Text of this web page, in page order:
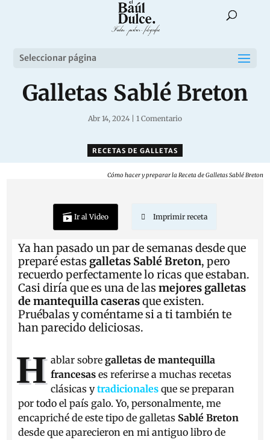
Seleccionar página
Galletas Sablé Breton
Abr 14, 2024 1 Comentario
RECETAS DE GALLETAS
Cómo hacer y preparar la Receta de Galletas Sablé Breton
Ir al Video Imprimir receta
Ya han pasado un par de semanas desde que
preparé estas galletas Sablé Breton, pero
recuerdo perfectamente lo ricas que estaban.
Casi diría que es una de lasmejores galletas
de mantequilla caserasque existen.
Pruébalas y coméntame si a ti también te
han parecido deliciosas.
H ablar sobre galletas de mantequilla
francesases referirse a muchas recetas
clásicas ytradicionalesque se preparan
por todo el país galo. Yo, personalmente, me
encapriché de este tipo de galletas Sablé Breton
desde que aparecieron en mi antiguo libro de